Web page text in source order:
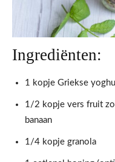
Ingrediënten:
1 kopje Griekse
1/2 kopje vers fruit
banaan
1/4 kopje granola